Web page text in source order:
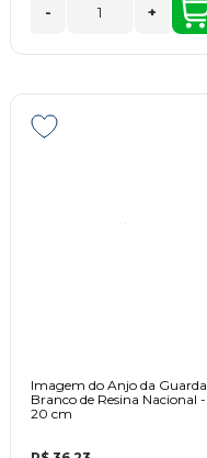
- +
Imagem do Anjo da Guarda
Branco de Resina Nacional -
20 cm